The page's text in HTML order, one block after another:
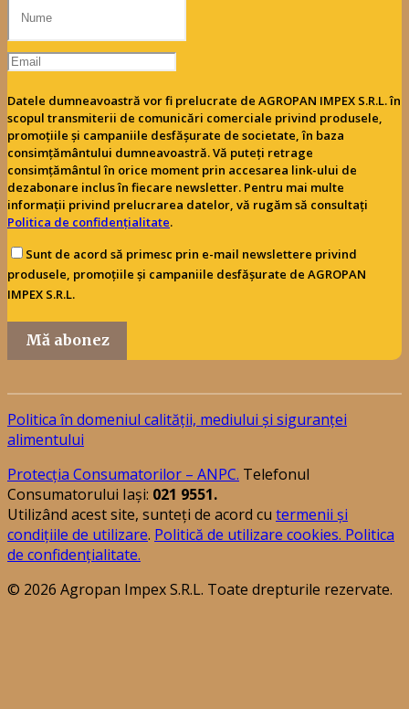
Datele dumneavoastră vor fi prelucrate de AGROPAN IMPEX S.R.L. în
scopul transmiterii de comunicări comerciale privind produsele,
promoțiile și campaniile desfășurate de societate, în baza
consimțământului dumneavoastră. Vă puteți retrage
consimțământul în orice moment prin accesarea link-ului de
dezabonare inclus în fiecare newsletter. Pentru mai multe
informații privind prelucrarea datelor, vă rugăm să consultați
Politica de confidențialitate.
Sunt de acord să primesc prin e-mail newslettere privind
produsele, promoțiile și campaniile desfășurate de AGROPAN
IMPEX S.R.L.
Mă abonez
Politica în domeniul calității, mediului și siguranței
alimentului
Protecția Consumatorilor – ANPC. Telefonul
Consumatorului Iași: 021 9551.
Utilizând acest site, sunteți de acord cu termenii și
condițiile de utilizare. Politică de utilizare cookies. Politica
de confidențialitate.
© 2026 Agropan Impex S.R.L. Toate drepturile rezervate.